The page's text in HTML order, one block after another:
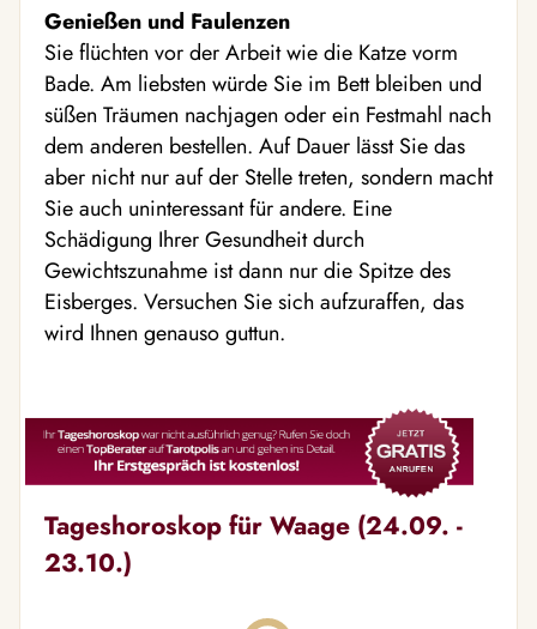
Genießen und Faulenzen
Sie flüchten vor der Arbeit wie die Katze vorm
Bade. Am liebsten würde Sie im Bett bleiben und
süßen Träumen nachjagen oder ein Festmahl nach
dem anderen bestellen. Auf Dauer lässt Sie das
aber nicht nur auf der Stelle treten, sondern macht
Sie auch uninteressant für andere. Eine
Schädigung Ihrer Gesundheit durch
Gewichtszunahme ist dann nur die Spitze des
Eisberges. Versuchen Sie sich aufzuraffen, das
wird Ihnen genauso guttun.
Tageshoroskop für Waage (24.09. -
23.10.)